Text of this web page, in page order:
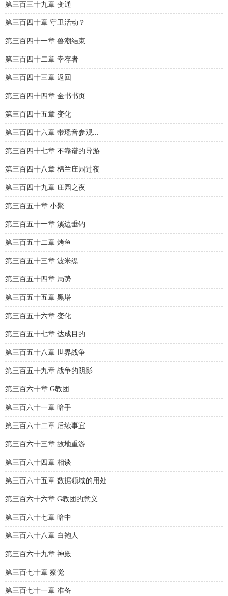
第三百三十九章 变通
第三百四十章 守卫活动？
第三百四十一章 兽潮结束
第三百四十二章 幸存者
第三百四十三章 返回
第三百四十四章 金书书页
第三百四十五章 变化
第三百四十六章 带瑶音参观...
第三百四十七章 不靠谱的导游
第三百四十八章 棉兰庄园过夜
第三百四十九章 庄园之夜
第三百五十章 小聚
第三百五十一章 溪边垂钓
第三百五十二章 烤鱼
第三百五十三章 波米缇
第三百五十四章 局势
第三百五十五章 黑塔
第三百五十六章 变化
第三百五十七章 达成目的
第三百五十八章 世界战争
第三百五十九章 战争的阴影
第三百六十章 G教团
第三百六十一章 暗手
第三百六十二章 后续事宜
第三百六十三章 故地重游
第三百六十四章 相谈
第三百六十五章 数据领域的用处
第三百六十六章 G教团的意义
第三百六十七章 暗中
第三百六十八章 白袍人
第三百六十九章 神殿
第三百七十章 察觉
第三百七十一章 准备